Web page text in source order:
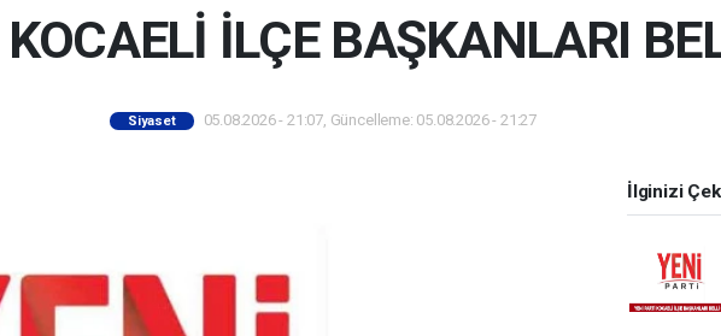
İLÇE BAŞKANLARI
Siyaset 05.08.2026 - 21:07, Güncelleme: 05.08.2026 - 21:27
İlginizi